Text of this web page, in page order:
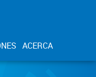
ACERCA